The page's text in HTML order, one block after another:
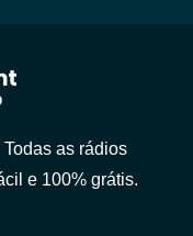
as rádios
e 100% grátis.